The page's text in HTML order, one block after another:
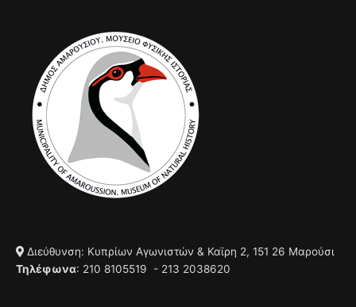
Διεύθυνση: Κυπρίων Αγωνιστών & Καϊρη 2, 151 26 Μαρούσι
Τηλέφωνα: 210 8105519 - 213 2038620